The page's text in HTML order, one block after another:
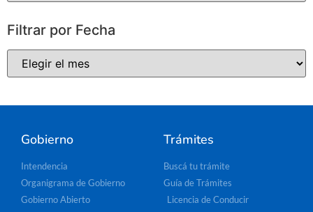
Filtrar por Fecha
Gobierno
Intendencia
Organigrama de Gobierno
Gobierno Abierto
Trámites
Buscá tu trámite
Guía de Trámites
Licencia de Conducir